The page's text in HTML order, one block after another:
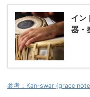
イン
器・
参考：Kan-swar (grace